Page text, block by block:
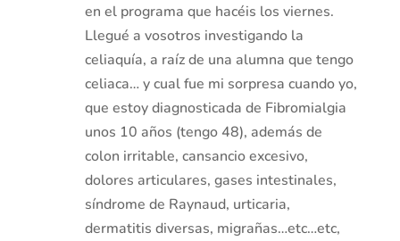
en el programa que hacéis los viernes.
Llegué a vosotros investigando la
celiaquía, a raíz de una alumna que tengo
celiaca… y cual fue mi sorpresa cuando yo,
que estoy diagnosticada de Fibromialgia
unos 10 años (tengo 48), además de
colon irritable, cansancio excesivo,
dolores articulares, gases intestinales,
síndrome de Raynaud, urticaria,
dermatitis diversas, migrañas…etc…etc,